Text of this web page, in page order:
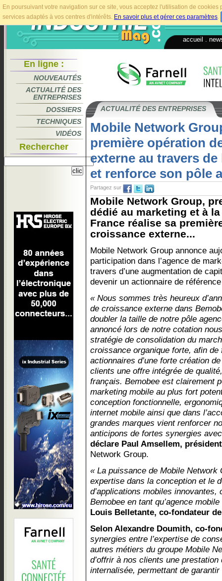
En poursuivant votre navigation sur ce site, vous acceptez l'utilisation de
services adaptés à vos centres d'intérêts. En savoir plus et gérer ces paramètres.
accueil
En ligne :
NOUVEAUTÉS
ACTUALITÉ DES
ENTREPRISES
DOSSIERS
TECHNIQUES
VIDÉOS
Rechercher
ACTUALITÉ DES ENTREPRISES
Mobile Network
première opération
externe au travers de
et renforce son pôle
Partagez sur
Mobile Network Group,
dédié au marketing et à
France réalise sa
croissance externe...
Mobile Network Group annonce
participation dans l’agence de
travers d’une augmentation de
devenir un actionnaire de
« Nous sommes très heureux
de croissance externe dans
doubler la taille de notre pôle
annoncé lors de notre cotation
stratégie de consolidation du
croissance organique forte, afin
actionnaires d’une forte création
clients une offre intégrée de
français. Bemobee est clairement
marketing mobile au plus fort
conception fonctionnelle,
internet mobile ainsi que dans
grandes marques vient renforcer
anticipons de fortes synergies
déclare Paul Amsellem, président
Network Group.
« La puissance de Mobile Network
expertise dans la conception et le
d’applications mobiles
Bemobee en tant qu’agence
Louis Belletante, co-fondateur
Selon Alexandre Doumith, co-
synergies entre l’expertise de
autres métiers du groupe Mobile
d’offrir à nos clients une
internalisée, permettant de